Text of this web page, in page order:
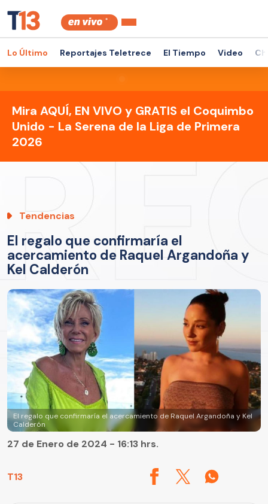
Lo Último Reportajes Teletrece El Tiempo Video
Mira AQUÍ, EN VIVO y GRATIS el Coquimbo
Unido - La Serena de la Liga de Primera
2026
Tendencias
El regalo que confirmaría el
acercamiento de Raquel Argandoña y
Kel Calderón
El regalo que confirmaría el acercamiento de Raquel Argandoña y Kel
Calderón
T13
27 de Enero de 2024 - 16:13 hrs.